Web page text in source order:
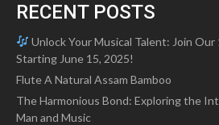
RECENT POSTS
Unlock Your Musical Talent: Join
Starting June 15, 2025!
Flute A Natural Assam Bamboo
The Harmonious Bond: Exploring the
Man and Music